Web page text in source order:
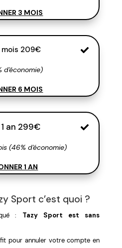
3 MOIS
mois 209€
d'économie)
6 MOIS
1 an 299€
(46% d'économie)
1 AN
Sport c’est quoi ?
: Tazy Sport est sans
pour annuler votre compte en